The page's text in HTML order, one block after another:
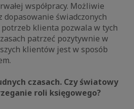
współpracy. Możliwie
dopasowanie świadczonych
potrzeb klienta pozwala w tych
patrzeć pozytywnie w
klientów jest w sposób
czasach. Czy światowy
roli księgowego?